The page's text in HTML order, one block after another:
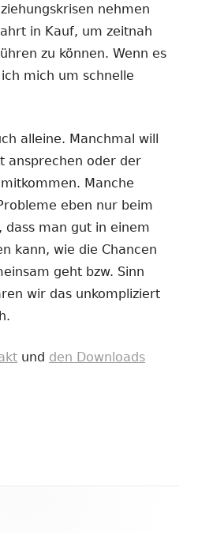
nehmen
in Kauf, um zeitnah
zu können. Wenn es
mich um schnelle
alleine. Manchmal will
ansprechen oder der
Manche
eben nur beim
dass man gut in einem
kann, wie die Chancen
geht bzw. Sinn
wir das unkompliziert
und den Downloads